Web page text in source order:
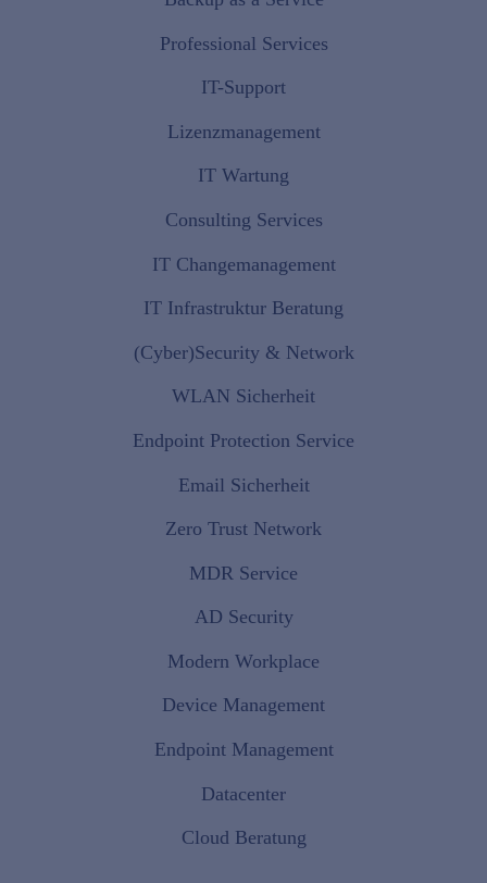
Professional Services
IT-Support
Lizenzmanagement
IT Wartung
Consulting Services
IT Changemanagement
IT Infrastruktur Beratung
(Cyber)Security & Network
WLAN Sicherheit
Endpoint Protection Service
Email Sicherheit
Zero Trust Network
MDR Service
AD Security
Modern Workplace
Device Management
Endpoint Management
Datacenter
Cloud Beratung